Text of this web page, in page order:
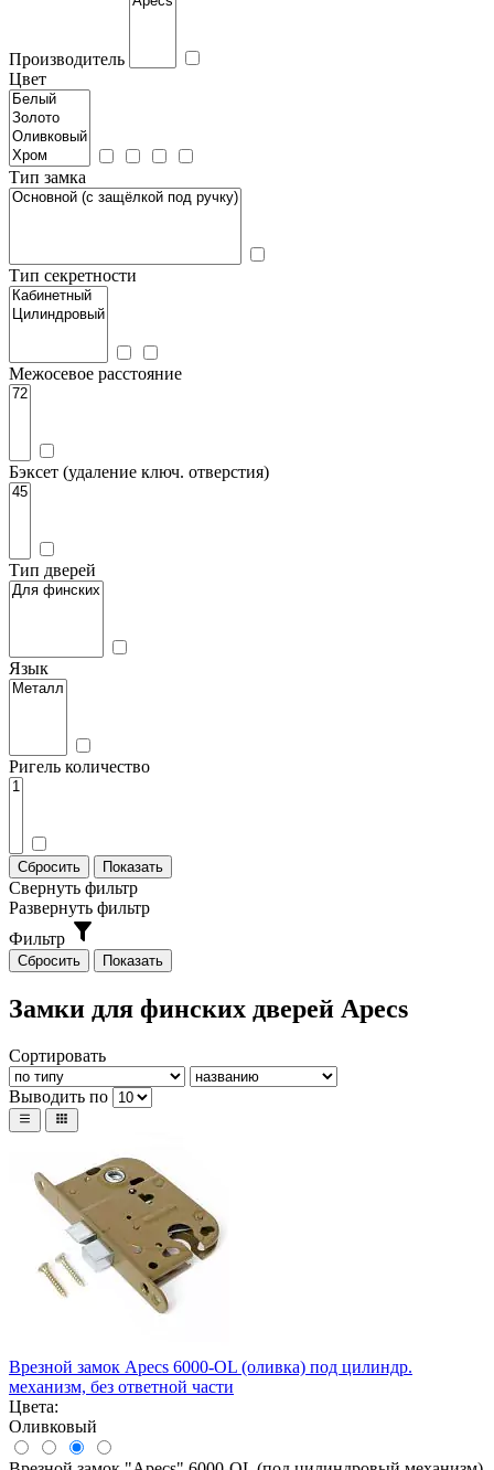
Производитель
Цвет
Тип замка
Тип секретности
Межосевое расстояние
Бэксет (удаление ключ. отверстия)
Тип дверей
Язык
Ригель количество
Свернуть фильтр
Развернуть фильтр
Фильтр
Замки для финских дверей Apecs
Сортировать
Выводить по
Врезной замок Apecs 6000-OL (оливка) под цилиндр.
механизм, без ответной части
Цвета:
Оливковый